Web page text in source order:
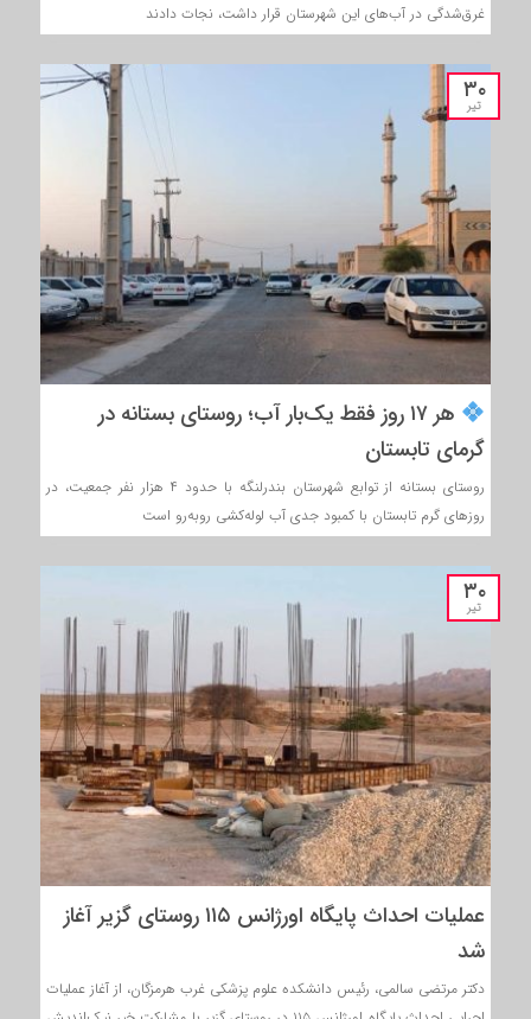
غرق‌شدگی در آب‌های این شهرستان قرار داشت، نجات دادند
۳۰
تیر
هر ۱۷ روز فقط یک‌بار آب؛ روستای بستانه در
گرمای تابستان
روستای بستانه از توابع شهرستان بندرلنگه با حدود ۴ هزار نفر جمعیت، در
روزهای گرم تابستان با کمبود جدی آب لوله‌کشی روبه‌رو است
۳۰
تیر
عملیات احداث پایگاه اورژانس ۱۱۵ روستای گزیر آغاز
شد
دکتر مرتضی سالمی، رئیس دانشکده علوم پزشکی غرب هرمزگان، از آغاز عملیات